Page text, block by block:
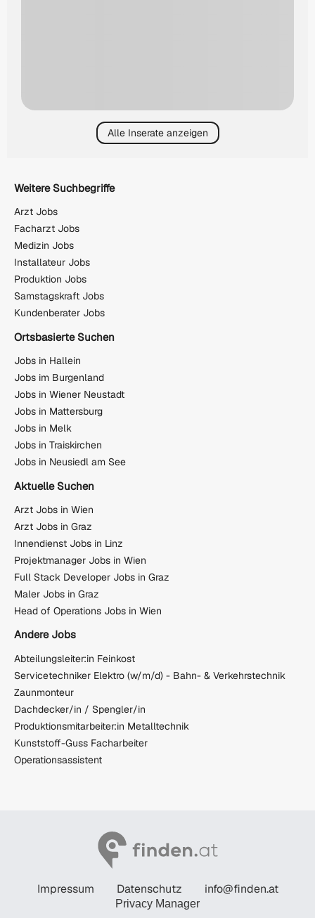
Alle Inserate anzeigen
Weitere Suchbegriffe
Arzt Jobs
Facharzt Jobs
Medizin Jobs
Installateur Jobs
Produktion Jobs
Samstagskraft Jobs
Kundenberater Jobs
Ortsbasierte Suchen
Jobs in Hallein
Jobs im Burgenland
Jobs in Wiener Neustadt
Jobs in Mattersburg
Jobs in Melk
Jobs in Traiskirchen
Jobs in Neusiedl am See
Aktuelle Suchen
Arzt Jobs in Wien
Arzt Jobs in Graz
Innendienst Jobs in Linz
Projektmanager Jobs in Wien
Full Stack Developer Jobs in Graz
Maler Jobs in Graz
Head of Operations Jobs in Wien
Andere Jobs
Abteilungsleiter:in Feinkost
Servicetechniker Elektro (w/m/d) - Bahn- & Verkehrstechnik
Zaunmonteur
Dachdecker/in / Spengler/in
Produktionsmitarbeiter:in Metalltechnik
Kunststoff-Guss Facharbeiter
Operationsassistent
Impressum Datenschutz info@finden.at
Privacy Manager